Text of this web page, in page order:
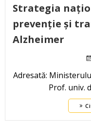
Strategia
prevenție și
Alzheimer
Adresată:
Prof. univ.